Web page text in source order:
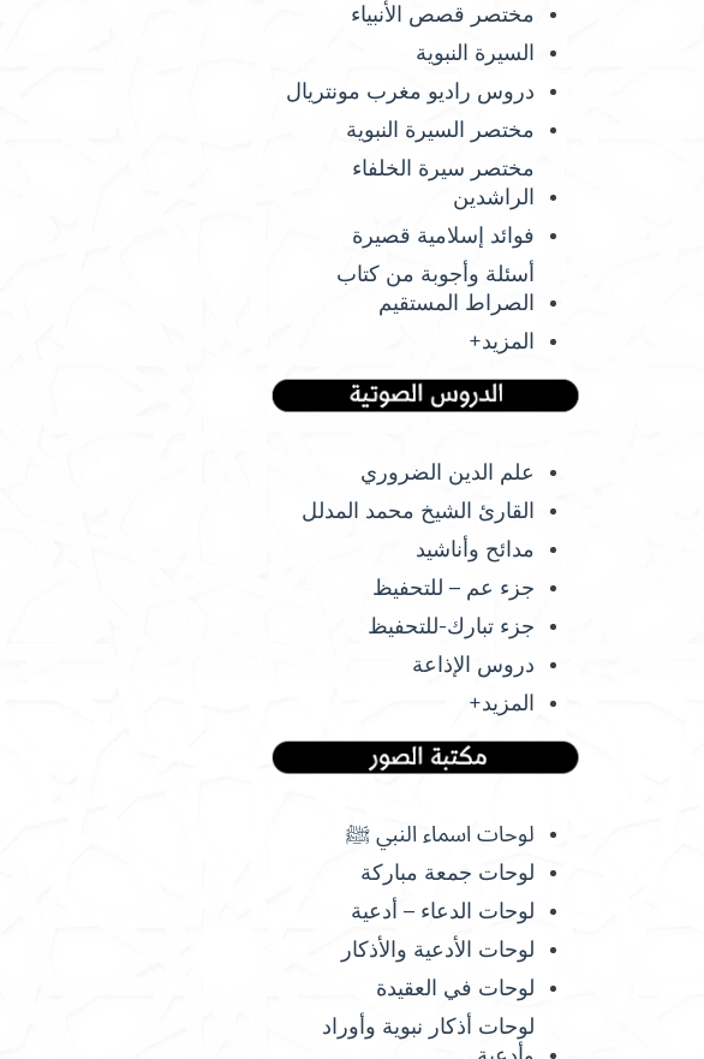
مختصر قصص الأنبياء
السيرة النبوية
دروس راديو مغرب مونتريال
مختصر السيرة النبوية
مختصر سيرة الخلفاء
الراشدين
فوائد إسلامية قصيرة
أسئلة وأجوبة من كتاب
الصراط المستقيم
المزيد+
علم الدين الضروري
القارئ الشيخ محمد المدلل
مدائح وأناشيد
جزء عم – للتحفيظ
جزء تبارك-للتحفيظ
دروس الإذاعة
المزيد+
لوحات اسماء النبي ﷺ
لوحات جمعة مباركة
لوحات الدعاء – أدعية
لوحات الأدعية والأذكار
لوحات في العقيدة
لوحات أذكار نبوية وأوراد